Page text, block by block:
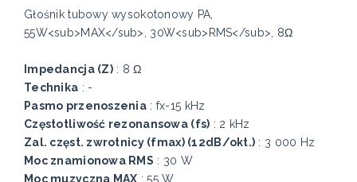
Głośnik tubowy wysokotonowy PA,
55W<sub>MAX</sub>, 30W<sub>RMS</sub>, 8Ω
Impedancja (Z): 8 Ω
Technika : -
Pasmo przenoszenia : fx-15 kHz
Częstotliwość rezonansowa (fs) : 2 kHz
Zal. częst. zwrotnicy (fmax) (12dB/okt.) : 3 000 Hz
Moc znamionowa RMS : 30 W
Moc muzyczna MAX : 55 W